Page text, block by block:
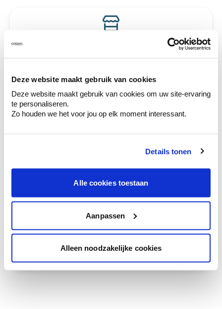
Deze website maakt gebruik van cookies
Deze website maakt gebruik van cookies om uw site-ervaring
te personaliseren.
Zo houden we het voor jou op elk moment interessant.
Details tonen
Alle cookies toestaan
Aanpassen
Alleen noodzakelijke cookies
Ontdek er kleurechte stalen van je
Bekijk er de bijhorende tinten om je kleur
Krijg persoonlijk advies om kleuren te
combineren.
Ga samen met de kleuradviseur door je
Krijg kleuradvies op basis van de lichtinval
en je meubels.
van je muren.